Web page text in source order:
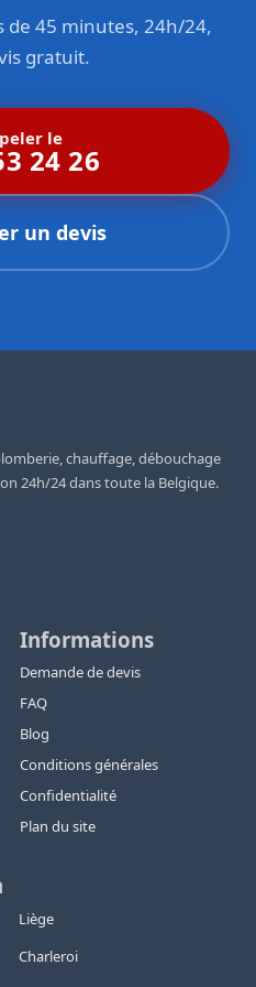
45 minutes, 24h/24,
gratuit.
le
24 26
un devis
chauffage, débouchage
24h/24 dans toute la Belgique.
Informations
Demande de devis
FAQ
Blog
Conditions générales
Confidentialité
Plan du site
Liège
Charleroi